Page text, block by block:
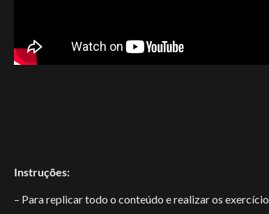
Instruções:
– Para replicar todo o conteúdo e realizar os